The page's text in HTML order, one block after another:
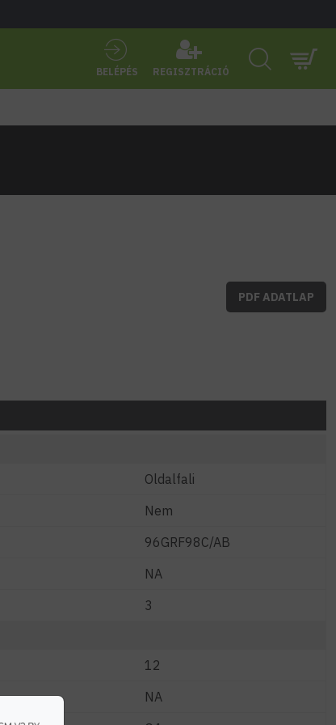
BELÉPÉS REGISZTRÁCIÓ
PDF ADATLAP
Oldalfali
Nem
96GRF98C/AB
NA
3
12
NA